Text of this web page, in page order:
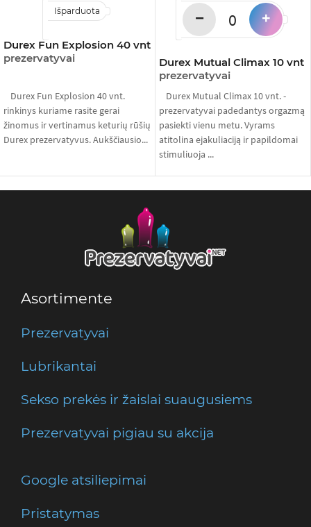
Durex Fun Explosion 40 vnt
prezervatyvai
Išparduota
Durex Fun Explosion 40 vnt.
rinkinys kuriame rasite gerai
žinomus ir vertinamus keturių rūšių
Durex prezervatyvus. Aukščiausio...
Durex Mutual Climax 10 vnt
prezervatyvai
− +
Durex Mutual Climax 10 vnt. -
prezervatyvai padedantys orgazmą
pasiekti vienu metu. Vyrams
atitolina ejakuliaciją ir papildomai
stimuliuoja ...
Asortimente
Prezervatyvai
Lubrikantai
Sekso prekės ir žaislai suaugusiems
Prezervatyvai pigiau su akcija
Google atsiliepimai
Pristatymas